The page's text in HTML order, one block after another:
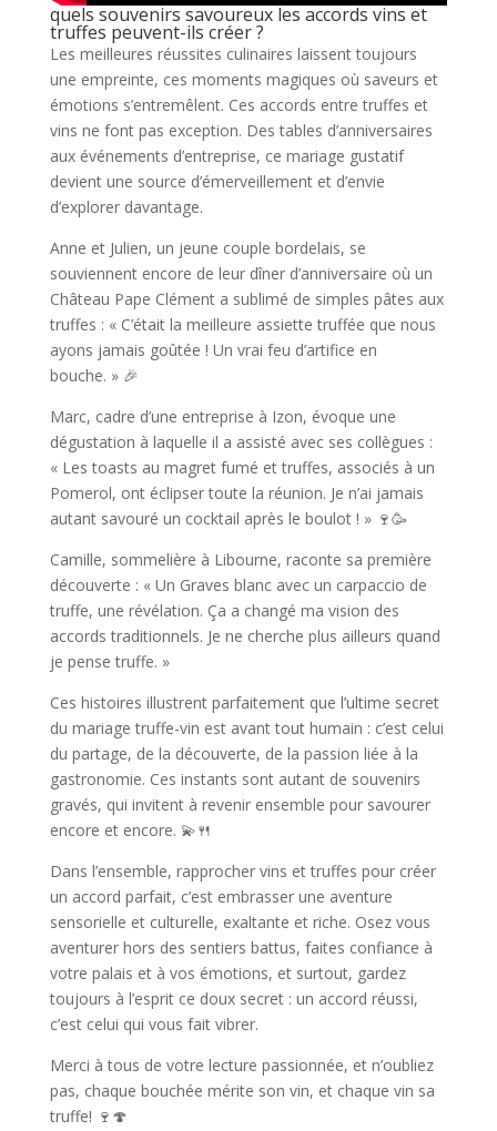
quels souvenirs savoureux les accords vins et
truffes peuvent-ils créer ?
Les meilleures réussites culinaires laissent toujours
une empreinte, ces moments magiques où saveurs et
émotions s’entremêlent. Ces accords entre truffes et
vins ne font pas exception. Des tables d’anniversaires
aux événements d’entreprise, ce mariage gustatif
devient une source d’émerveillement et d’envie
d’explorer davantage.
Anne et Julien, un jeune couple bordelais, se
souviennent encore de leur dîner d’anniversaire où un
Château Pape Clément a sublimé de simples pâtes aux
truffes : « C’était la meilleure assiette truffée que nous
ayons jamais goûtée ! Un vrai feu d’artifice en
bouche. » 🎉
Marc, cadre d’une entreprise à Izon, évoque une
dégustation à laquelle il a assisté avec ses collègues :
« Les toasts au magret fumé et truffes, associés à un
Pomerol, ont éclipser toute la réunion. Je n’ai jamais
autant savouré un cocktail après le boulot ! » 🍷🥳
Camille, sommelière à Libourne, raconte sa première
découverte : « Un Graves blanc avec un carpaccio de
truffe, une révélation. Ça a changé ma vision des
accords traditionnels. Je ne cherche plus ailleurs quand
je pense truffe. »
Ces histoires illustrent parfaitement que l’ultime secret
du mariage truffe-vin est avant tout humain : c’est celui
du partage, de la découverte, de la passion liée à la
gastronomie. Ces instants sont autant de souvenirs
gravés, qui invitent à revenir ensemble pour savourer
encore et encore. 💫🍴
Dans l’ensemble, rapprocher vins et truffes pour créer
un accord parfait, c’est embrasser une aventure
sensorielle et culturelle, exaltante et riche. Osez vous
aventurer hors des sentiers battus, faites confiance à
votre palais et à vos émotions, et surtout, gardez
toujours à l’esprit ce doux secret : un accord réussi,
c’est celui qui vous fait vibrer.
Merci à tous de votre lecture passionnée, et n’oubliez
pas, chaque bouchée mérite son vin, et chaque vin sa
truffe! 🍷🍄